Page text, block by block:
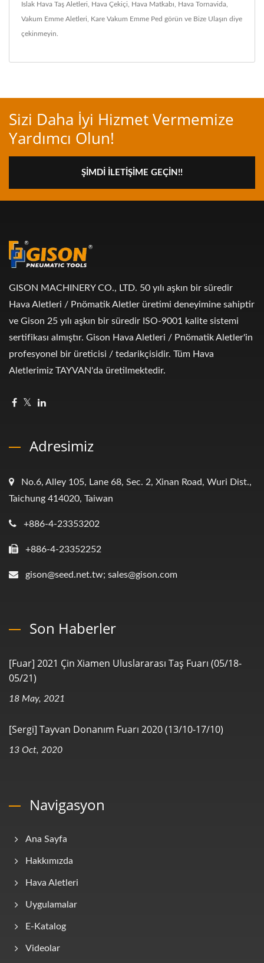
Islak Hava Taş Aletleri Hava Çekiçi Hava Matkabı Hava Tornavida
Vakum Emme Aletleri Kare Vakum Emme Ped görün ve Bize Ulaşın diye
çekinmeyin.
Sizi Daha İyi Hizmet Vermemize
Yardımcı Olun!
ŞIMDI İLETIŞIME GEÇIN!!
GISON MACHINERY CO., LTD. 50 yılı aşkın bir süredir
Hava Aletleri / Pnömatik Aletler üretimi deneyimine sahiptir
ve Gison 25 yılı aşkın bir süredir ISO-9001 kalite sistemi
sertifikası almıştır. Gison Hava Aletleri / Pnömatik Aletler'in
profesyonel bir üreticisi / tedarikçisidir. Tüm Hava
Aletlerimiz TAYVAN'da üretilmektedir.
Adresimiz
No.6, Alley 105, Lane 68, Sec. 2, Xinan Road, Wuri Dist.,
Taichung 414020, Taiwan
+886-4-23353202
+886-4-23352252
gison@seed.net.tw; sales@gison.com
Son Haberler
[Fuar] 2021 Çin Xiamen Uluslararası Taş Fuarı (05/18-
05/21)
18 May, 2021
[Sergi] Tayvan Donanım Fuarı 2020 (13/10-17/10)
13 Oct, 2020
Navigasyon
Ana Sayfa
Hakkımızda
Hava Aletleri
Uygulamalar
E-Katalog
Videolar